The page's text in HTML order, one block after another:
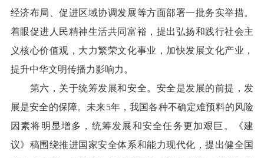
经济布局、促进区域协调发展等方面部署一批务实举措。
着眼促进人民精神生活共同富裕，提出弘扬和践行社会主
义核心价值观，大力繁荣文化事业，加快发展文化产业，
提升中华文明传播力影响力。
第六，关于统筹发展和安全。安全是发展的前提，发
展是安全的保障。未来5年，我国各种不确定难预料的风险
因素将明显增多，统筹发展和安全任务更加艰巨。《建
议》稿围绕推进国家安全体系和能力现代化，提出健全国